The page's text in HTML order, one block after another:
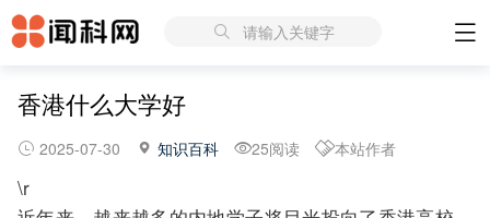
请输入关键字
香港什么大学好
2025-07-30 知识百科 25阅读 本站作者
\r